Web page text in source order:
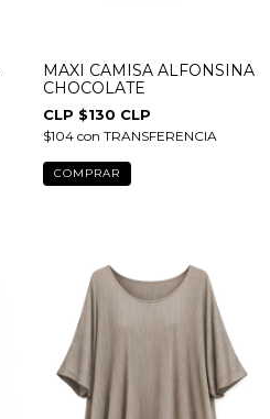
MAXI CAMISA ALFONSINA
CHOCOLATE
$130 CLP
$104 con TRANSFERENCIA
COMPRAR